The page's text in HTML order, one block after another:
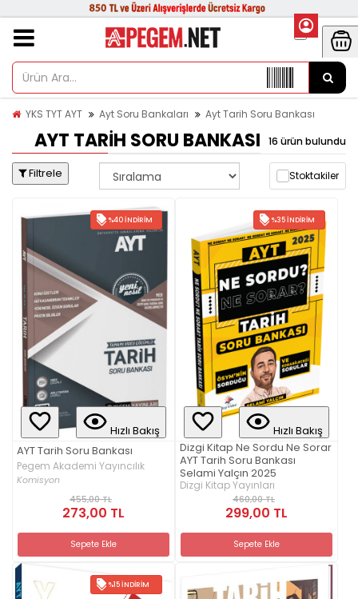
YKS TYT AYT Ayt Soru Bankaları Ayt Tarih Soru Bankası
AYT TARIH SORU BANKASI 16 ürün bulundu
Filtrele Stoktakiler
%40 İNDIRIM
Hızlı Bakış
AYT Tarih Soru Bankası
Pegem Akademi Yayıncılık
Komisyon
455,00 TL
273,00 TL
Sepete Ekle
%35 İNDIRIM
Hızlı Bakış
Dizgi Kitap Ne Sordu Ne Sorar
AYT Tarih Soru Bankası
Selami Yalçın 2025
Dizgi Kitap Yayınları
460,00 TL
299,00 TL
Sepete Ekle
%15 İNDIRIM